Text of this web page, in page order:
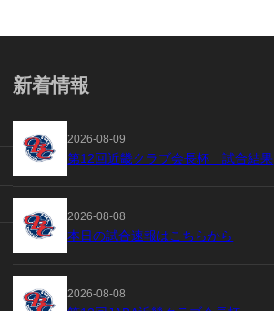
新着情報
2026-08-09
第12回近畿クラブ会長杯 試合結果
2026-08-08
本日の試合速報はこちらから
2026-08-08